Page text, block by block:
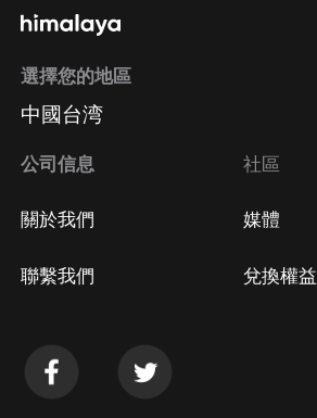
選擇您的地區
中國台湾
公司信息
關於我們
聯繫我們
社區
媒體
兌換權益